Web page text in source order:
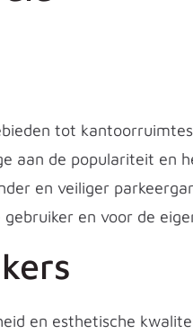
tot
aan de populariteit en
en veiliger
en voor de
en esthetische